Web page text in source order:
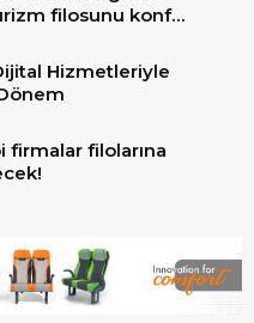
filosunu konfor
Hizmetleriyle
firmalar filolarına